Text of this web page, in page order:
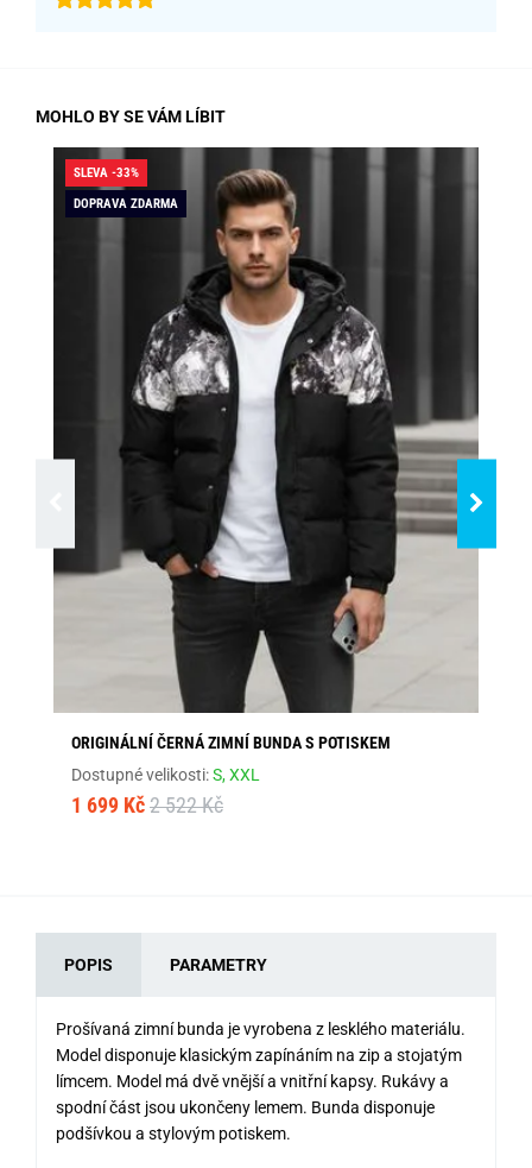
MOHLO BY SE VÁM LÍBIT
SLEVA -33%
DOPRAVA ZDARMA
ORIGINÁLNÍ ČERNÁ ZIMNÍ BUNDA S POTISKEM
Dostupné velikosti:S,XXL
1 699 Kč 2 522 Kč
POPIS PARAMETRY
Prošívaná zimní bunda je vyrobena z lesklého materiálu.
Model disponuje klasickým zapínáním na zip a stojatým
límcem. Model má dvě vnější a vnitřní kapsy. Rukávy a
spodní část jsou ukončeny lemem. Bunda disponuje
podšívkou a stylovým potiskem.